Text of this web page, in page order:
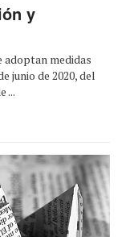
y
adoptan medidas
junio de 2020, del
...